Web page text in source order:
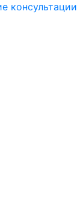
консультации